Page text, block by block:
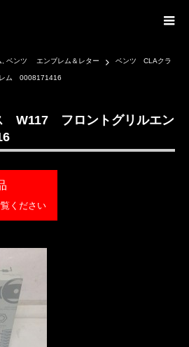
ベンツ エンブレム＆レター ベンツ CLAクラ
ム 0008171416
W117 フロントグリルエン
ください